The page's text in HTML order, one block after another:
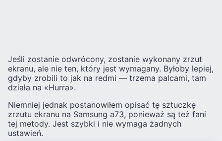
Jeśli zostanie odwrócony, zostanie wykonany zrzut
ekranu, ale nie ten, który jest wymagany. Byłoby lepiej,
gdyby zrobili to jak na redmi — trzema palcami, tam
działa na «Hurra».
Niemniej jednak postanowiłem opisać tę sztuczkę
zrzutu ekranu na Samsung a73, ponieważ są też fani
tej metody. Jest szybki i nie wymaga żadnych
ustawień.